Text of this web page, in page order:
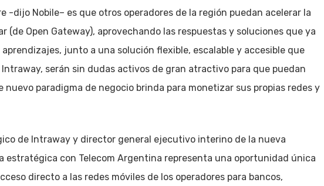
-dijo Nobile– es que otros operadores de la región puedan acelerar la
(de Open Gateway), aprovechando las respuestas y soluciones que ya
aprendizajes, junto a una solución flexible, escalable y accesible que
serán sin dudas activos de gran atractivo para que puedan
paradigma de negocio brinda para monetizar sus propias redes y
de Intraway y director general ejecutivo interino de la nueva
estratégica con Telecom Argentina representa una oportunidad única
directo a las redes móviles de los operadores para bancos,